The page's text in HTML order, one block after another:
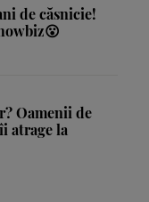
de căsnicie!
Oamenii de
atrage la